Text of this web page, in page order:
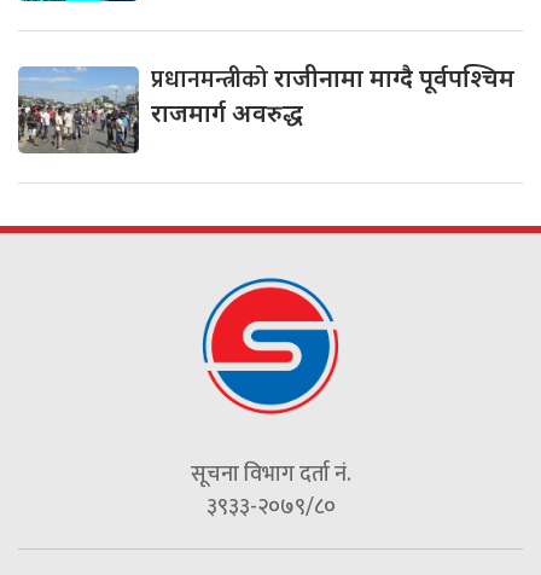
प्रधानमन्त्रीकोराजीनामा माग्दै पूर्वपश्चिम
राजमार्ग अवरुद्ध
सूचना विभाग दर्ता नं.
३९३३-२०७९/८०